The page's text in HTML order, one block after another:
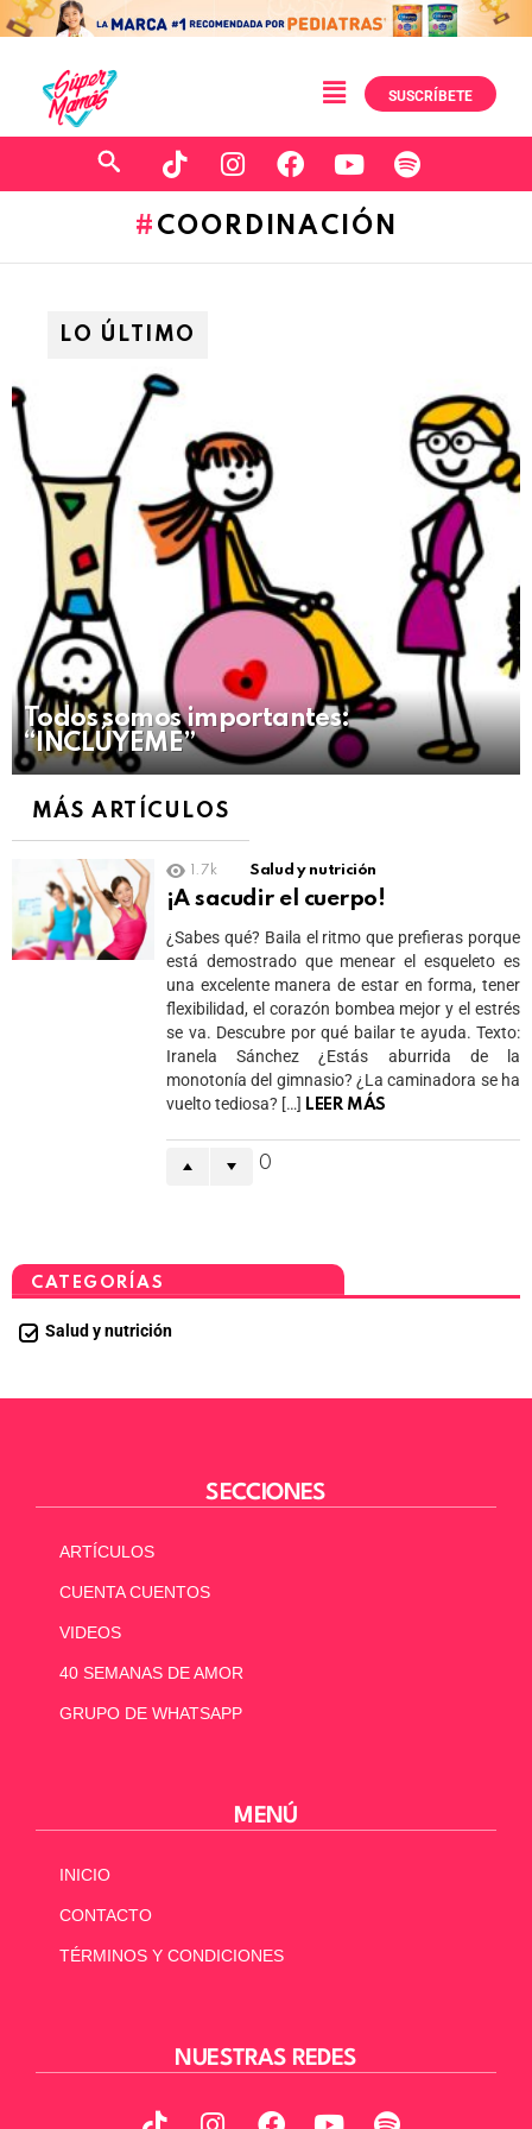
SUSCRÍBETE
COORDINACIÓN
LO ÚLTIMO
Todos somos importantes:
“INCLÚYEME”
MÁS ARTÍCULOS
1.7k Salud y nutrición
¡A sacudir el cuerpo!
¿Sabes qué? Baila el ritmo que prefieras porque
está demostrado que menear el esqueleto es
una excelente manera de estar en forma, tener
flexibilidad, el corazón bombea mejor y el estrés
se va. Descubre por qué bailar te ayuda. Texto:
Iranela Sánchez ¿Estás aburrida de la
monotonía del gimnasio? ¿La caminadora se ha
vuelto tediosa? […] LEER MÁS
0
CATEGORÍAS
Salud y nutrición
SECCIONES
ARTÍCULOS
CUENTA CUENTOS
VIDEOS
40 SEMANAS DE AMOR
GRUPO DE WHATSAPP
MENÚ
INICIO
CONTACTO
TÉRMINOS Y CONDICIONES
NUESTRAS REDES